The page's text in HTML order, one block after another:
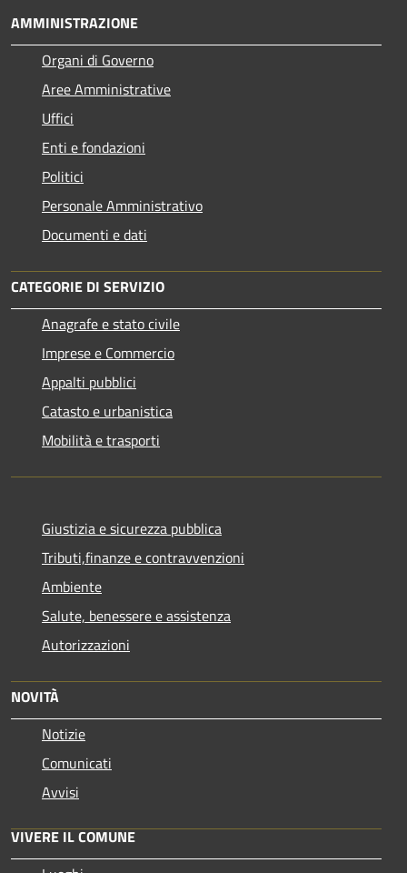
AMMINISTRAZIONE
Organi di Governo
Aree Amministrative
Uffici
Enti e fondazioni
Politici
Personale Amministrativo
Documenti e dati
CATEGORIE DI SERVIZIO
Anagrafe e stato civile
Imprese e Commercio
Appalti pubblici
Catasto e urbanistica
Mobilità e trasporti
Giustizia e sicurezza pubblica
Tributi,finanze e contravvenzioni
Ambiente
Salute, benessere e assistenza
Autorizzazioni
NOVITÀ
Notizie
Comunicati
Avvisi
VIVERE IL COMUNE